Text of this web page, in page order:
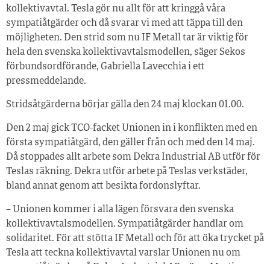
kollektivavtal. Tesla gör nu allt för att kringgå våra
sympatiåtgärder och då svarar vi med att täppa till den
möjligheten. Den strid som nu IF Metall tar är viktig för
hela den svenska kollektivavtalsmodellen, säger Sekos
förbundsordförande, Gabriella Lavecchia i ett
pressmeddelande.
Stridsåtgärderna börjar gälla den 24 maj klockan 01.00.
Den 2 maj gick TCO-facket Unionen in i konflikten med en
första sympatiåtgärd, den gäller från och med den 14 maj.
Då stoppades allt arbete som Dekra Industrial AB utför för
Teslas räkning. Dekra utför arbete på Teslas verkstäder,
bland annat genom att besikta fordonslyftar.
– Unionen kommer i alla lägen försvara den svenska
kollektivavtalsmodellen. Sympatiåtgärder handlar om
solidaritet. För att stötta IF Metall och för att öka trycket på
Tesla att teckna kollektivavtal varslar Unionen nu om